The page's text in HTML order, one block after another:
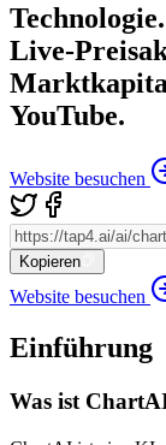
Live-
YouTube.
Website besuchen
Kopieren
Website besuchen
Einführung
Was ist